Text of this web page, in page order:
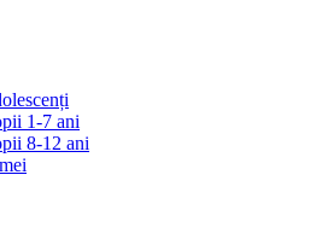
1-7 ani
8-12 ani